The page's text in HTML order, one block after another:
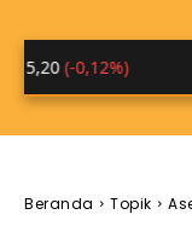
Beranda Topik